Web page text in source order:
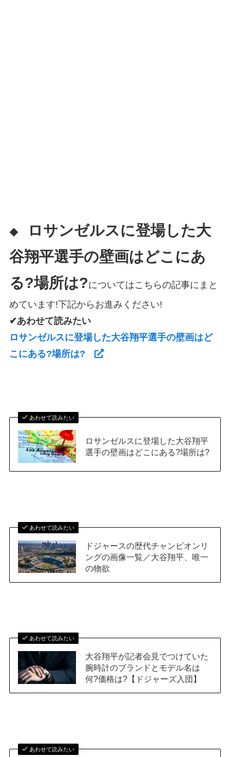
◆
ロサンゼルスに登場した大
谷翔平選手の壁画はどこにあ
る?場所は?についてはこちらの記事にまと
めています!下記からお進みください!
✔あわせて読みたい
ロサンゼルスに登場した大谷翔平選手の壁画はど
こにある?場所は?
あわせて読みたい
ロサンゼルスに登場した大谷翔平
選手の壁画はどこにある?場所は?
あわせて読みたい
ドジャースの歴代チャンピオンリ
ングの画像一覧／大谷翔平、唯一
の物欲
あわせて読みたい
大谷翔平が記者会見でつけていた
腕時計のブランドとモデル名は
何?価格は?【ドジャーズ入団】
あわせて読みたい